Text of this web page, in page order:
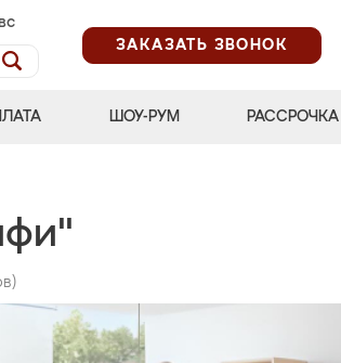
ЗАКАЗАТЬ ЗВОНОК
ШОУ-РУМ РАССРОЧКА